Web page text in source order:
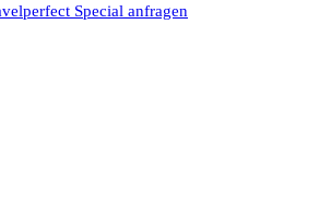
Special anfragen